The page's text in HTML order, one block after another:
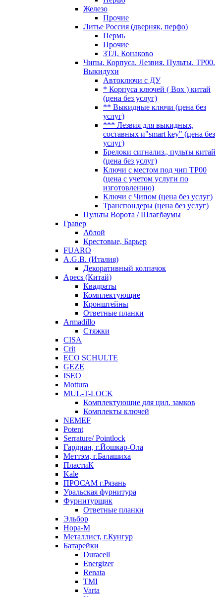
Железо
Прочие
Литье Россия (дверняк, перфо)
Пермь
Прочие
ЗТЛ, Конаково
Чипы. Корпуса. Лезвия. Пульты. TP00.
Выкидухи
Автоключи с ДУ
* Корпуса ключей ( Box ) китай
(цена без услуг)
** Выкидные ключи (цена без
услуг)
*** Лезвия для выкидных,
составных и"smart key" (цена без
услуг)
Брелоки сигнализ., пульты китай
(цена без услуг)
Ключи с местом под чип TP00
(цена с учетом услуги по
изготовлению)
Ключи с Чипом (цена без услуг)
Транспондеры (цена без услуг)
Пульты Ворота / Шлагбаумы
Гравер
Аблой
Крестовые, Барьер
FUARO
A.G.B. (Италия)
Декоративный колпачок
Apecs (Китай)
Квадраты
Комплектующие
Кронштейны
Ответные планки
Armadillo
Стяжки
CISA
Crit
ECO SCHULTE
GEZE
ISEO
Mottura
MUL-T-LOCK
Комплектующие для цил. замков
Комплекты ключей
NEMEF
Potent
Serrature/ Pointlock
Гардиан, г.Йошкар-Ола
Меттэм, г.Балашиха
ПластиК
Kale
ПРОСАМ г.Рязань
Уральская фурнитура
Фурнитурщик
Ответные планки
Эльбор
Нора-М
Металлист, г.Кунгур
Батарейки
Duracell
Energizer
Renata
TMI
Varta